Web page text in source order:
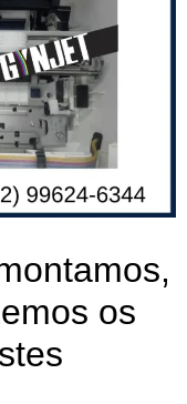
os